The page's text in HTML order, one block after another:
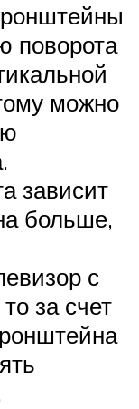
поворота
можно
зависит
больше,
с
за счет